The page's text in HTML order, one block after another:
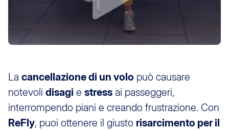
La cancellazione di un volo può causare
notevoli disagi e stress ai passeggeri,
interrompendo piani e creando frustrazione. Con
ReFly, puoi ottenere il giusto risarcimento per il